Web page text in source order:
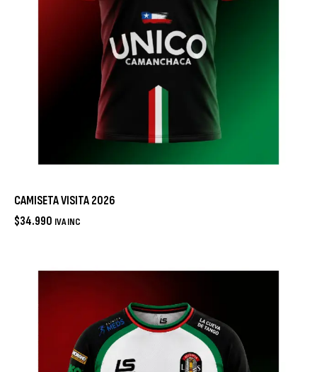
CAMISETA VISITA 2026
$34.990 IVA INC